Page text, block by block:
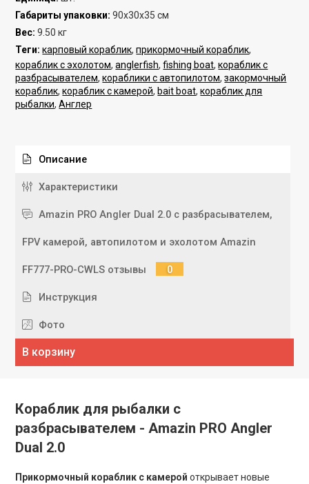
Габариты упаковки: 90x30x35 см
Вес: 9.50 кг
Теги: карповый кораблик,прикормочный кораблик,
кораблик с эхолотом,anglerfish,fishing boat,кораблик с
разбрасывателем,кораблики с автопилотом,закормочный
кораблик,кораблик с камерой, bait boat,кораблик для
рыбалки,Англер
Описание
Характеристики
Amazin PRO Angler Dual 2.0 с разбрасывателем,
FPV камерой, автопилотом и эхолотом Amazin
FF777-PRO-CWLS отзывы 0
Инструкция
Фото
В корзину
Кораблик для рыбалки с
разбрасывателем - Amazin PRO Angler
Dual 2.0
Прикормочный кораблик с камерой открывает новые